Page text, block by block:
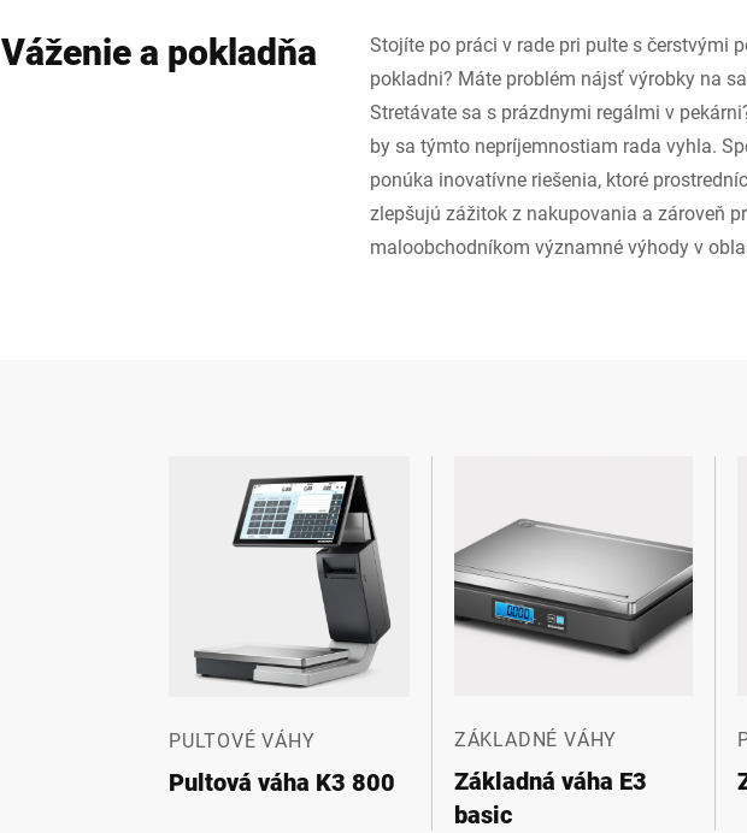
Váženie a pokladňa
Stojíte po práci v rade pri pulte s čerstvými
pokladni? Máte problém nájsť výrobky na
Stretávate sa s prázdnymi regálmi v
by sa týmto nepríjemnostiam rada vyhla.
ponúka inovatívne riešenia, ktoré
zlepšujú zážitok z nakupovania a zároveň
maloobchodníkom významné výhody v
PULTOVÉ VÁHY
Pultová váha K3 800
ZÁKLADNÉ VÁHY
Základná váha E3
basic